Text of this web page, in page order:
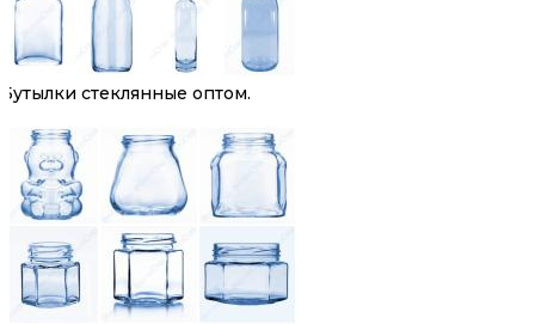
Бутылки стеклянные оптом.